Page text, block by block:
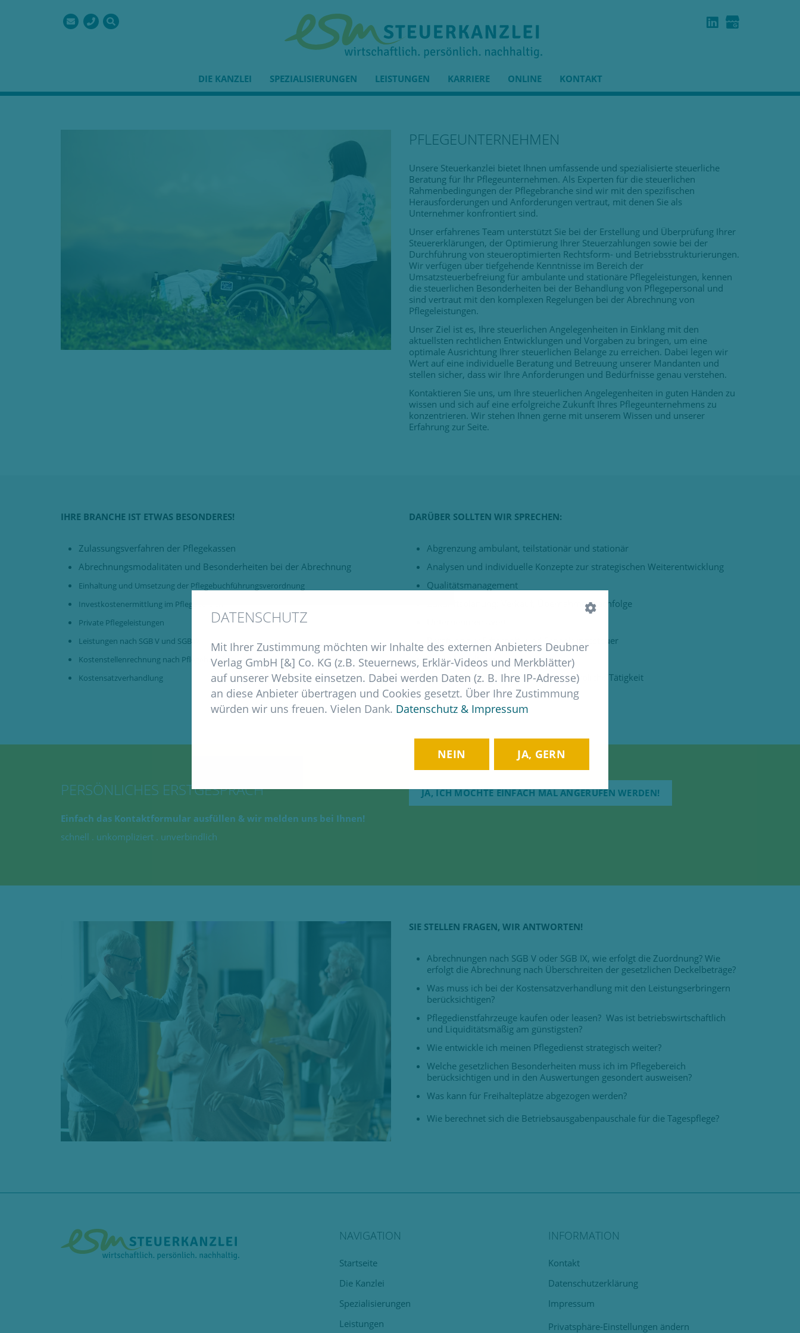
DIE KANZLEI SPEZIALISIERUNGEN LEISTUNGEN KARRIERE ONLINE KONTAKT
PFLEGEUNTERNEHMEN
Unsere Steuerkanzlei bietet Ihnen umfassende und spezialisierte steuerliche
Beratung für Ihr Pflegeunternehmen. Als Experten für die steuerlichen
Rahmenbedingungen der Pflegebranche sind wir mit den spezifischen
Herausforderungen und Anforderungen vertraut, mit denen Sie als
Unternehmer konfrontiert sind.
Unser erfahrenes Team unterstützt Sie bei der Erstellung und Überprüfung Ihrer
Steuererklärungen, der Optimierung Ihrer Steuerzahlungen sowie bei der
Durchführung von steueroptimierten Rechtsform- und Betriebsstrukturierungen.
Wir verfügen über tiefgehende Kenntnisse im Bereich der
Umsatzsteuerbefreiung für ambulante und stationäre Pflegeleistungen, kennen
die steuerlichen Besonderheiten bei der Behandlung von Pflegepersonal und
sind vertraut mit den komplexen Regelungen bei der Abrechnung von
Pflegeleistungen.
Unser Ziel ist es, Ihre steuerlichen Angelegenheiten in Einklang mit den
aktuellsten rechtlichen Entwicklungen und Vorgaben zu bringen, um eine
optimale Ausrichtung Ihrer steuerlichen Belange zu erreichen. Dabei legen wir
Wert auf eine individuelle Beratung und Betreuung unserer Mandanten und
stellen sicher, dass wir Ihre Anforderungen und Bedürfnisse genau verstehen.
Kontaktieren Sie uns, um Ihre steuerlichen Angelegenheiten in guten Händen zu
wissen und sich auf eine erfolgreiche Zukunft Ihres Pflegeunternehmens zu
konzentrieren. Wir stehen Ihnen gerne mit unserem Wissen und unserer
Erfahrung zur Seite.
IHRE BRANCHE IST ETWAS BESONDERES!
Zulassungsverfahren der Pflegekassen
Abrechnungsmodalitäten und Besonderheiten bei der Abrechnung
Einhaltung und Umsetzung der Pflegebuchführungsverordnung
Investkostenermittlung im Pflegebereich
Private Pflegeleistungen
Leistungen nach SGB V und SGB IX
Kostenstellenrechnung nach Pflegebuchführungsverordnung
Kostensatzverhandlung
DARÜBER SOLLTEN WIR SPRECHEN:
Abgrenzung ambulant, teilstationär und stationär
Analysen und individuelle Konzepte zur strategischen Weiterentwicklung
Qualitätsmanagement
Zukunftsplanung: Verkauf, Übernahme, Nachfolge
Beratung zur Erbschaft- und Schenkungssteuer
Steuergestaltung
Abgrenzung freiberufliche oder gewerbliche Tätigkeit
Anti-Korruptionsgesetz
PERSÖNLICHES ERSTGESPRÄCH
Einfach das Kontaktformular ausfüllen & wir melden uns bei Ihnen!
schnell . unkompliziert . unverbindlich
JA, ICH MÖCHTE EINFACH MAL ANGERUFEN WERDEN!
SIE STELLEN FRAGEN, WIR ANTWORTEN!
Abrechnungen nach SGB V oder SGB IX, wie erfolgt die Zuordnung? Wie
erfolgt die Abrechnung nach Überschreiten der gesetzlichen Deckelbeträge?
Was muss ich bei der Kostensatzverhandlung mit den Leistungserbringern
berücksichtigen?
Pflegedienstfahrzeuge kaufen oder leasen? Was ist betriebswirtschaftlich
und Liquiditätsmäßig am günstigsten?
Wie entwickle ich meinen Pflegedienst strategisch weiter?
Welche gesetzlichen Besonderheiten muss ich im Pflegebereich
berücksichtigen und in den Auswertungen gesondert ausweisen?
Was kann für Freihalteplätze abgezogen werden?
Wie berechnet sich die Betriebsausgabenpauschale für die Tagespflege?
NAVIGATION
Navigation
Startseite
Die Kanzlei
Spezialisierungen
Leistungen
INFORMATION
Navigation
Kontakt
Datenschutzerklärung
Impressum
Privatsphäre-Einstellungen ändern
DATENSCHUTZ
Mit Ihrer Zustimmung möchten wir Inhalte des externen Anbieters Deubner
Verlag GmbH [&] Co. KG (z.B. Steuernews, Erklär-Videos und Merkblätter)
auf unserer Website einsetzen. Dabei werden Daten (z. B. Ihre IP-Adresse)
an diese Anbieter übertragen und Cookies gesetzt. Über Ihre Zustimmung
würden wir uns freuen. Vielen Dank. Datenschutz & Impressum
NEIN JA, GERN